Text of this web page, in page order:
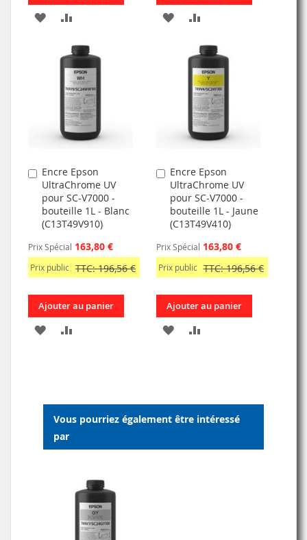
AJOUTER
MA
LISTE
D’ENVIE
COMPARATEUR
AJOUTER
MA
LISTE
D’ENVIE
COMPARATEUR
Encre Epson
UltraChrome UV
pour SC-V7000 -
bouteille 1L - Blanc
(C13T49V910)
Prix Spécial 163,80 €
Prix public TTC: 196,56 €
Ajouter
au
panier
Ajouter au panier
AJOUTER
D’ENVIE
Encre Epson
UltraChrome UV
pour SC-V7000 -
bouteille 1L - Jaune
(C13T49V410)
Prix Spécial 163,80 €
Prix public TTC: 196,56 €
Ajouter
au
panier
Ajouter au panier
AJOUTER
D’ENVIE
Vous pourriez également être intéressé
par